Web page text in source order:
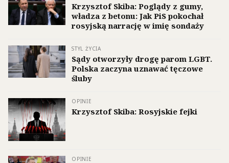
Krzysztof Skiba: Poglądy z gumy,
władza z betonu: Jak PiS pokochał
rosyjską narrację w imię sondaży
STYL ŻYCIA
Sądy otworzyły drogę parom LGBT.
Polska zaczyna uznawać tęczowe
śluby
OPINIE
Krzysztof Skiba: Rosyjskie fejki
OPINIE